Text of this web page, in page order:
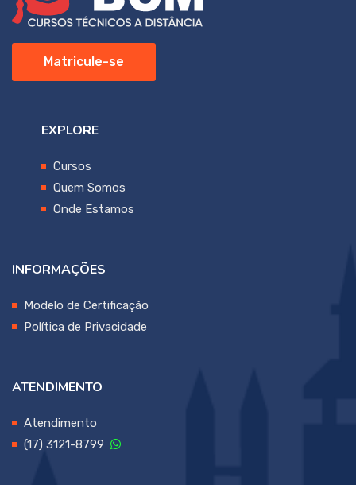
Matricule-se
EXPLORE
Cursos
Quem Somos
Onde Estamos
INFORMAÇÕES
Modelo de Certificação
Política de Privacidade
ATENDIMENTO
Atendimento
(17) 3121-8799